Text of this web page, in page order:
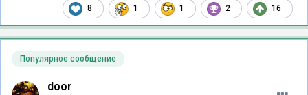
8 1 1 2 16
Популярное сообщение
door